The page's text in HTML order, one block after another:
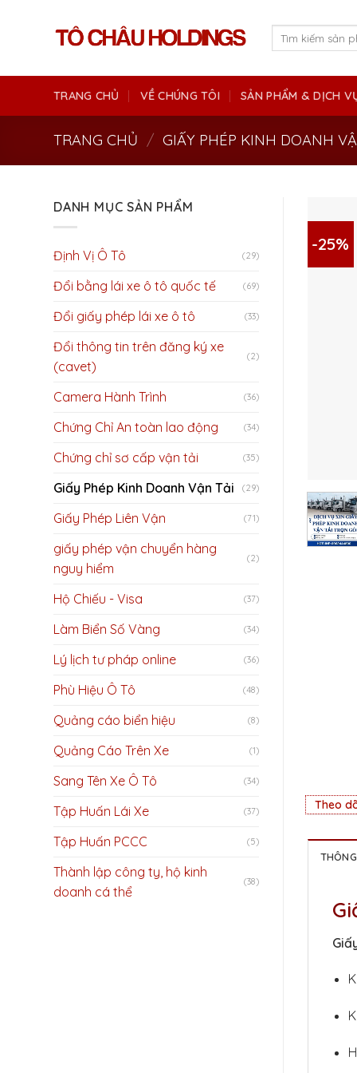
TRANG CHỦ VỀ CHÚNG TÔI SẢN PHẨM & DỊCH
TRANG CHỦ / GIẤY PHÉP KINH DOANH
DANH MỤC SẢN PHẨM
Định Vị Ô Tô (29)
Đổi bằng lái xe ô tô quốc tế (69)
Đổi giấy phép lái xe ô tô (33)
Đổi thông tin trên đăng ký xe
(cavet)
(2)
Camera Hành Trình (36)
Chứng Chỉ An toàn lao động (34)
Chứng chỉ sơ cấp vận tải (35)
Giấy Phép Kinh Doanh Vận Tải (29)
Giấy Phép Liên Vận (71)
giấy phép vận chuyển hàng
nguy hiểm
(2)
Hộ Chiếu - Visa (37)
Làm Biển Số Vàng (34)
Lý lịch tư pháp online (36)
Phù Hiệu Ô Tô (48)
Quảng cáo biển hiệu (8)
Quảng Cáo Trên Xe (1)
Sang Tên Xe Ô Tô (34)
Tập Huấn Lái Xe (37)
Tập Huấn PCCC (5)
Thành lập công ty, hộ kinh
doanh cá thể
(38)
-25%
Theo